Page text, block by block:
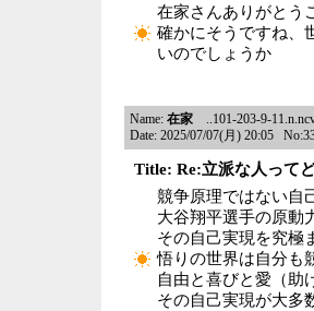
在家さんありがとう
確かにそうですね、
いのでしょうか
Name: 在家 ..101-203-9-
Date: 2025/07/07(月) 20:05
Title: Re:立派な人って
競争原理ではない自
大谷翔平選手の原動
その自己実現を究極
悟りの世界は自分も
自由と喜びと愛（助
その自己実現が大多